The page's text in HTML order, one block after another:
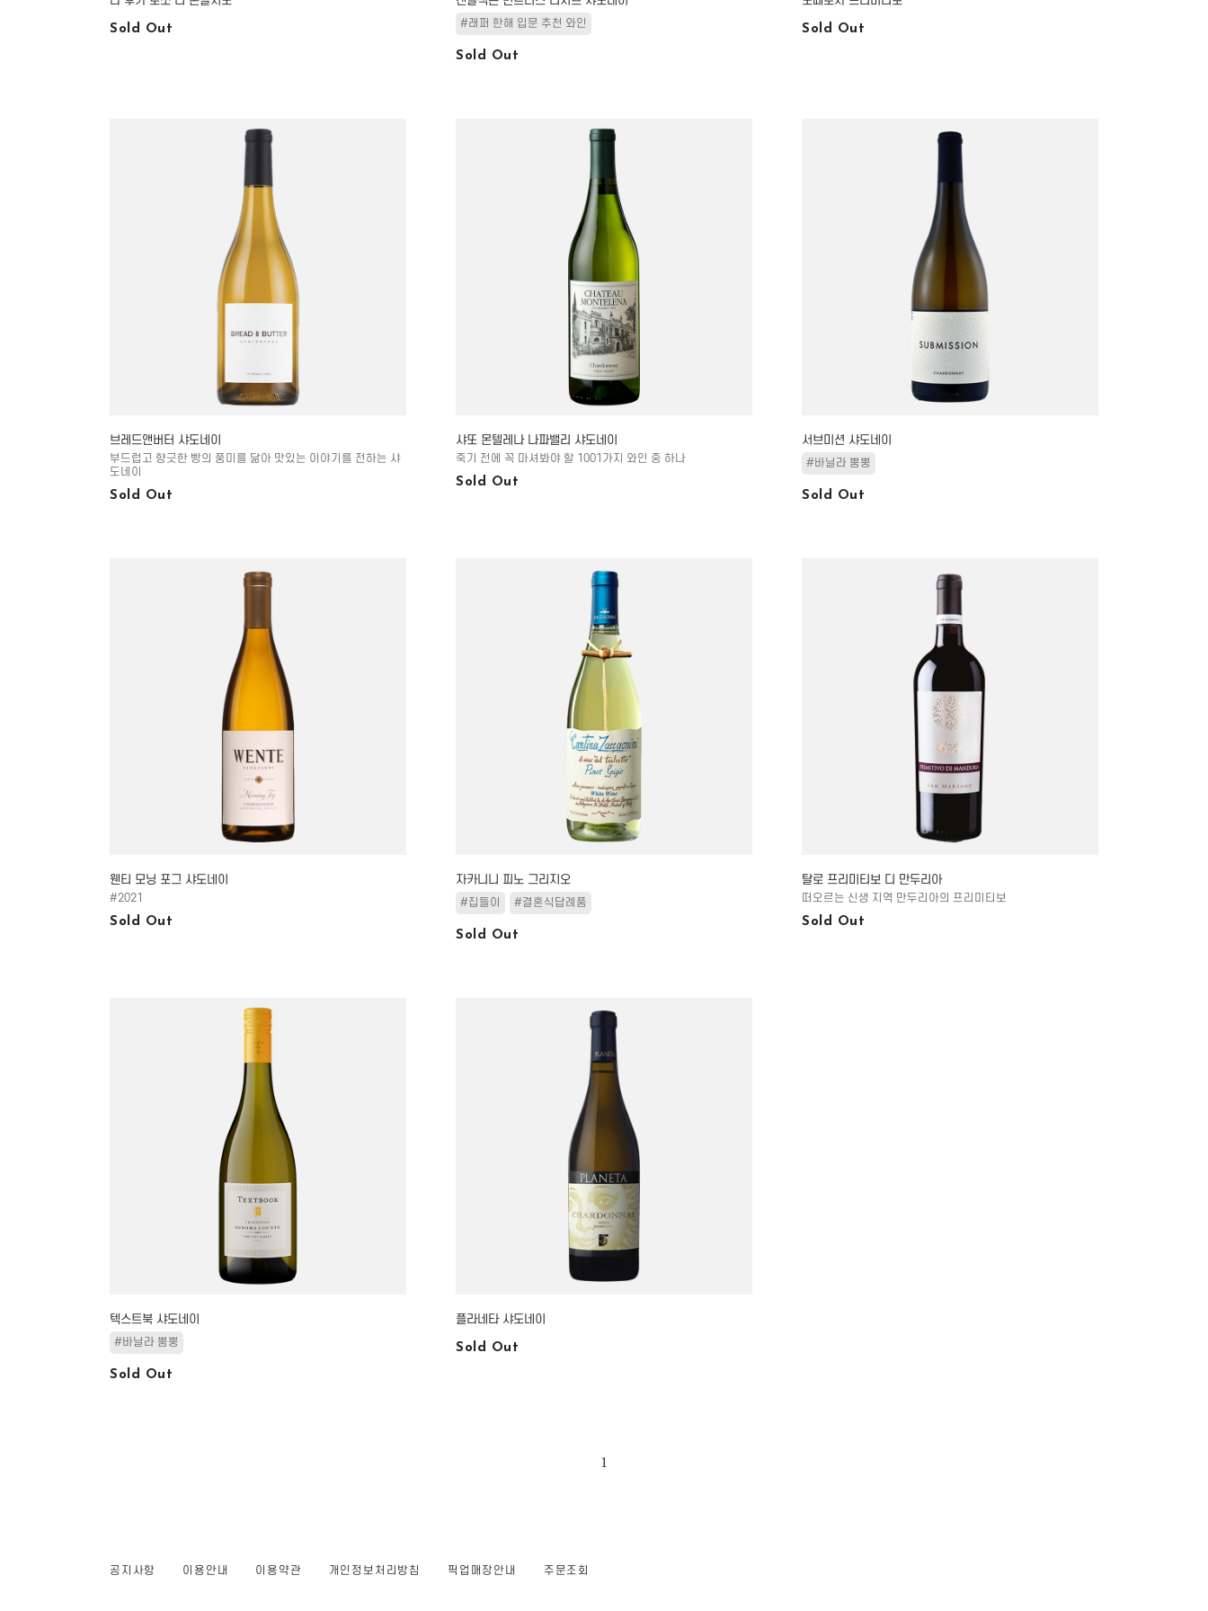
Sold Out #래퍼 한해 입문 추천 와인
Sold Out
Sold Out
브레드앤버터 샤도네이
부드럽고 향긋한 빵의 풍미를 닮아 맛있는 이야기를 전하는 샤
도네이
Sold Out
샤또 몬텔레나 나파밸리 샤도네이
죽기 전에 꼭 마셔봐야 할 1001가지 와인 중 하나
Sold Out
서브미션 샤도네이
#바닐라 뿜뿡
Sold Out
웬티 모닝 포그 샤도네이
#2021
Sold Out
자카니니 피노 그리지오
#집들이 #결혼식답례품
Sold Out
탈로 프리미티보 디 만두리아
떠오르는 신생 지역 만두리아의 프리미티보
Sold Out
텍스트북 샤도네이
#바닐라 뿜뿡
Sold Out
플라네타 샤도네이
Sold Out
1
공지사항 이용안내 이용약관 개인정보처리방침 픽업매장안내 주문조회